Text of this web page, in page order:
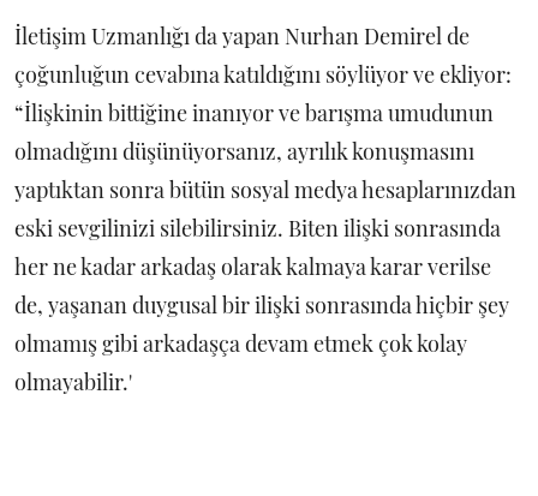
İletişim Uzmanlığı da yapan Nurhan Demirel de
çoğunluğun cevabına katıldığını söylüyor ve ekliyor:
“İlişkinin bittiğine inanıyor ve barışma umudunun
olmadığını düşünüyorsanız, ayrılık konuşmasını
yaptıktan sonra bütün sosyal medya hesaplarınızdan
eski sevgilinizi silebilirsiniz. Biten ilişki sonrasında
her ne kadar arkadaş olarak kalmaya karar verilse
de, yaşanan duygusal bir ilişki sonrasında hiçbir şey
olmamış gibi arkadaşça devam etmek çok kolay
olmayabilir.'